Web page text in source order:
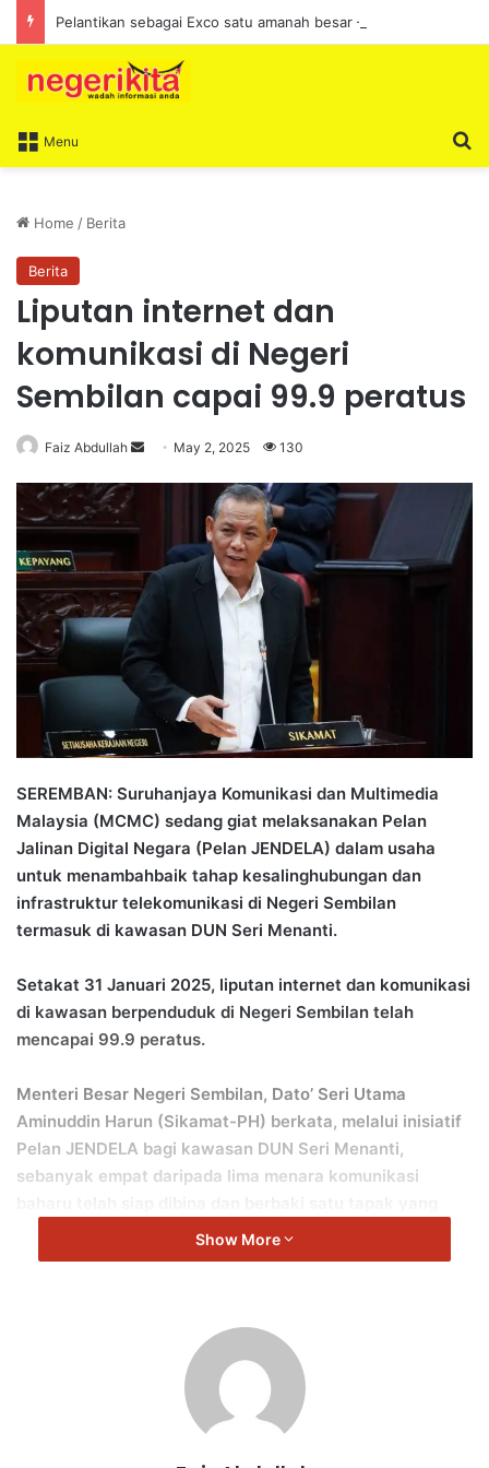
Menu
Home / Berita
Berita
Liputan internet dan
komunikasi di Negeri
Sembilan capai 99.9 peratus
Faiz Abdullah
n
a
May 2, 2025 130
SEREMBAN: Suruhanjaya Komunikasi dan Multimedia
Malaysia (MCMC) sedang giat melaksanakan Pelan
Jalinan Digital Negara (Pelan JENDELA) dalam usaha
untuk menambahbaik tahap kesalinghubungan dan
infrastruktur telekomunikasi di Negeri Sembilan
termasuk di kawasan DUN Seri Menanti.
Setakat 31 Januari 2025, liputan internet dan komunikasi
di kawasan berpenduduk di Negeri Sembilan telah
mencapai 99.9 peratus.
Menteri Besar Negeri Sembilan, Dato’ Seri Utama
Aminuddin Harun (Sikamat-PH) berkata, melalui inisiatif
Pelan JENDELA bagi kawasan DUN Seri Menanti,
sebanyak empat daripada lima menara komunikasi
dirancangkan bagi meningkatkan liputan komunikasi di
sekitar Kampung Purun, Tanjung Ipoh.
sedia ada telah siap dinaik taraf.
“Bagi pelaksanaan perkhidmatan gentian optik, sebanyak
645 daripada 1,729 premis telah dilengkapi dengan
Show More